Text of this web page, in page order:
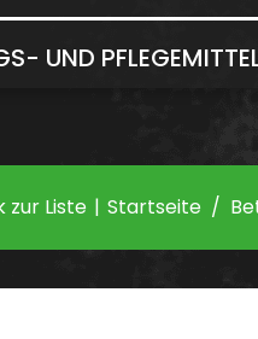
UND
zur Liste Startseite